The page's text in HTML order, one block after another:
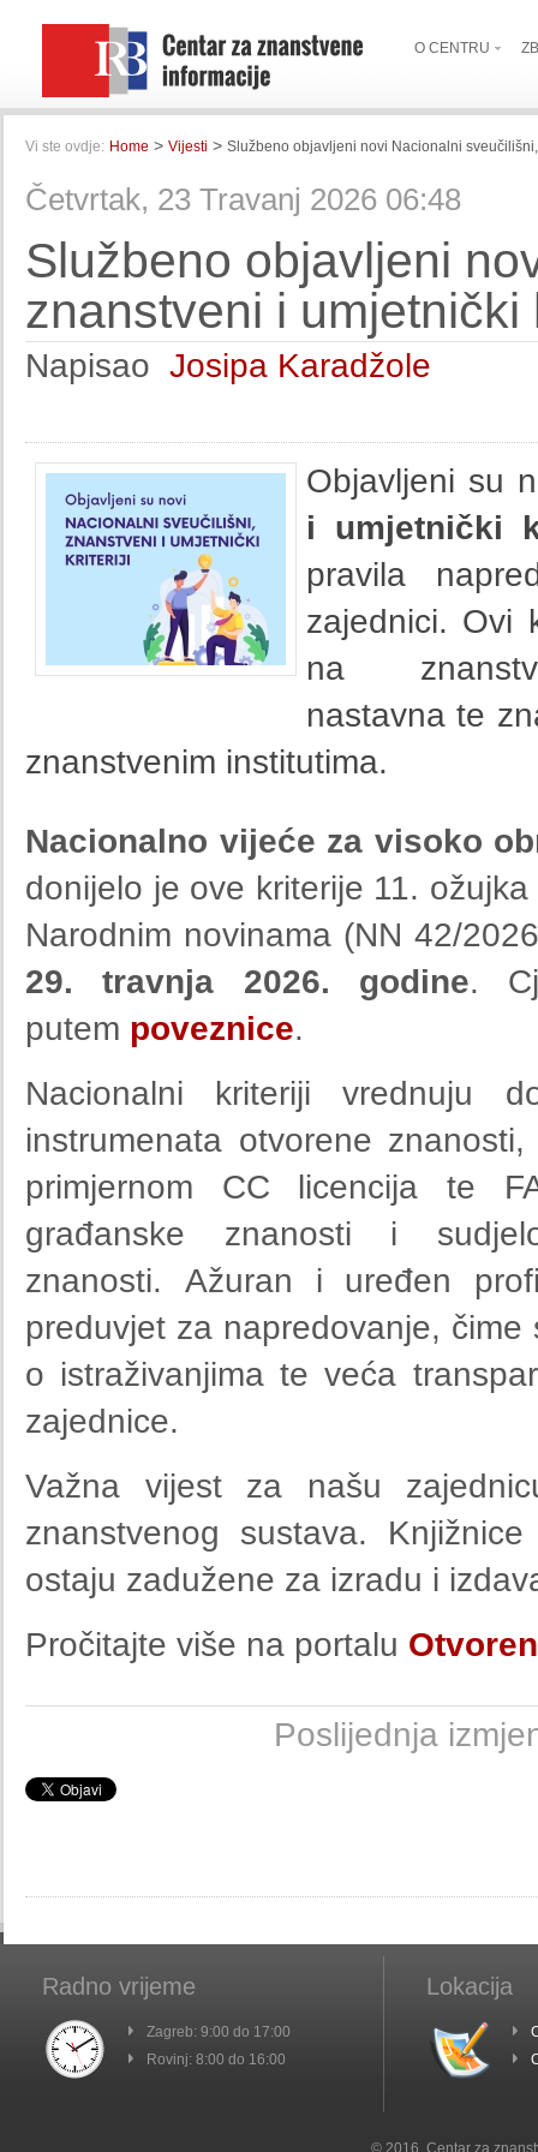
O CENTRU
Vi ste ovdje: Home > Vijesti > Službeno objavljeni novi Nacionalni
Četvrtak, 23 Travanj 2026 06:48
Službeno objavljeni
znanstveni i
Napisao Josipa Karadžole
Objavljeni su
i umjetnički
pravila
zajednici. Ovi
na
nastavna te
znanstvenim institutima.
Nacionalno vijeće za visoko
donijelo je ove kriterije 11.
Narodnim novinama (NN 42/
29. travnja 2026. godine.
putem poveznice.
Nacionalni kriteriji vrednuju
instrumenata otvorene
primjernom CC licencija te
građanske znanosti i
znanosti. Ažuran i uređen
preduvjet za napredovanje,
o istraživanjima te veća
zajednice.
Važna vijest za našu
znanstvenog sustava.
ostaju zadužene za izradu i
Pročitajte više na portalu
Poslijednja
Radno vrijeme
Zagreb: 9:00 do 17:00
Rovinj: 8:00 do 16:00
Lokacija
© 2016. Centar za